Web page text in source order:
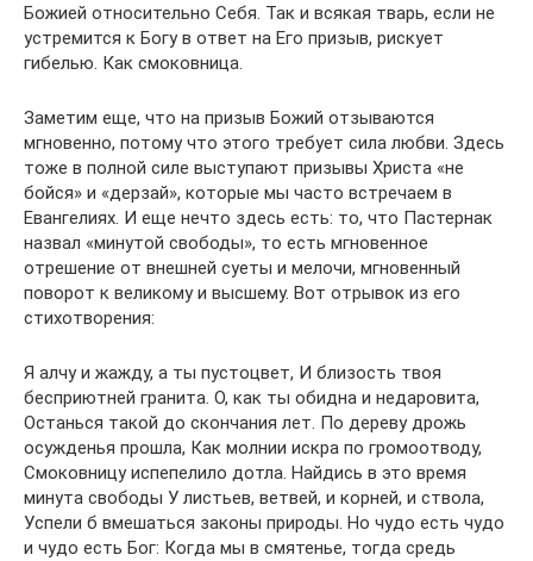
Божией относительно Себя. Так и всякая тварь, если не
устремится к Богу в ответ на Его призыв, рискует
гибелью. Как смоковница.
Заметим еще, что на призыв Божий отзываются
мгновенно, потому что этого требует сила любви. Здесь
тоже в полной силе выступают призывы Христа «не
бойся» и «дерзай», которые мы часто встречаем в
Евангелиях. И еще нечто здесь есть: то, что Пастернак
назвал «минутой свободы», то есть мгновенное
отрешение от внешней суеты и мелочи, мгновенный
поворот к великому и высшему. Вот отрывок из его
стихотворения:
Я алчу и жажду, а ты пустоцвет, И близость твоя
бесприютней гранита. О, как ты обидна и недаровита,
Останься такой до скончания лет. По дереву дрожь
осужденья прошла, Как молнии искра по громоотводу,
Смоковницу испепелило дотла. Найдись в это время
минута свободы У листьев, ветвей, и корней, и ствола,
Успели б вмешаться законы природы. Но чудо есть чудо
и чудо есть Бог: Когда мы в смятенье, тогда средь